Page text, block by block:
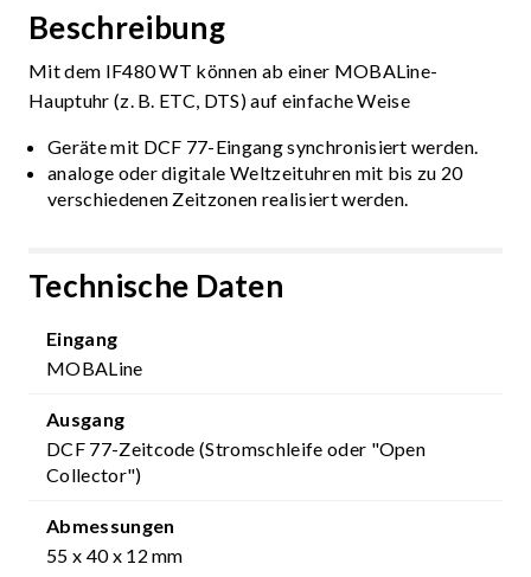
Beschreibung
Mit dem IF480 WT können ab einer MOBALine-
Hauptuhr (z. B. ETC, DTS) auf einfache Weise
Geräte mit DCF 77-Eingang synchronisiert werden.
analoge oder digitale Weltzeituhren mit bis zu 20
verschiedenen Zeitzonen realisiert werden.
Technische Daten
Eingang
MOBALine
Ausgang
DCF 77-Zeitcode (Stromschleife oder "Open
Collector")
Abmessungen
55 x 40 x 12 mm